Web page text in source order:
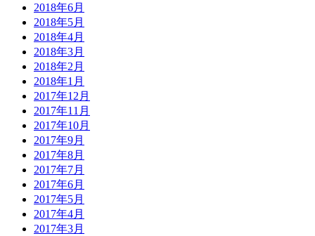
2018年6月
2018年5月
2018年4月
2018年3月
2018年2月
2018年1月
2017年12月
2017年11月
2017年10月
2017年9月
2017年8月
2017年7月
2017年6月
2017年5月
2017年4月
2017年3月